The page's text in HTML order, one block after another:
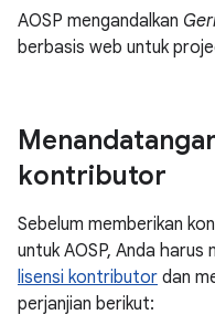
AOSP mengandalkan
berbasis web untuk
kontributor
Sebelum memberikan
untuk AOSP, Anda harus
lisensi kontributor dan
perjanjian berikut: